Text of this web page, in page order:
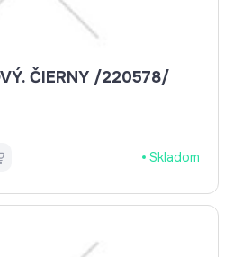
SPÍNAČ KOLÍSKOVÝ. ČIERNY /220578/
Skladom